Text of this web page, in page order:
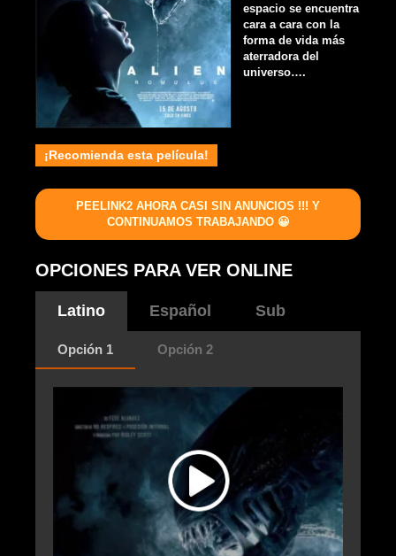
espacio se encuentra
cara a cara con la
forma de vida más
aterradora del
universo….
¡Recomienda esta película!
PEELINK2 AHORA CASI SIN ANUNCIOS !!! Y
CONTINUAMOS TRABAJANDO 😀
OPCIONES PARA VER ONLINE
Latino Español Sub
Opción 1 Opción 2